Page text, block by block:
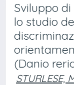
Sviluppo
lo studio
(Danio
STURLESE,